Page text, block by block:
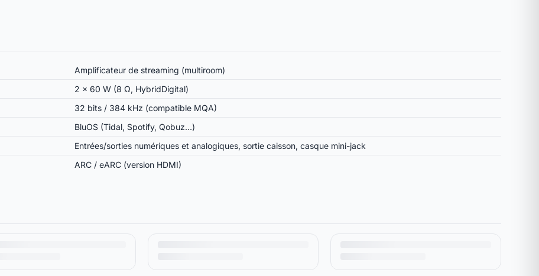
Amplificateur de streaming (multiroom)
2 × 60 W (8 Ω, HybridDigital)
32 bits / 384 kHz (compatible MQA)
BluOS (Tidal, Spotify, Qobuz…)
Entrées/sorties numériques et analogiques, sortie caisson, casque mini-jack
ARC / eARC (version HDMI)